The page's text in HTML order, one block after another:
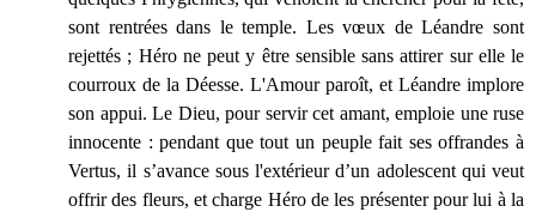
sont rentrées dans le temple. Les vœux de Léandre sont
rejettés ; Héro ne peut y être sensible sans attirer sur elle le
courroux de la Déesse. L'Amour paroît, et Léandre implore
son appui. Le Dieu, pour servir cet amant, emploie une ruse
innocente : pendant que tout un peuple fait ses offrandes à
Vertus, il s’avance sous l'extérieur d’un adolescent qui veut
offrir des fleurs, et charge Héro de les présenter pour lui à la